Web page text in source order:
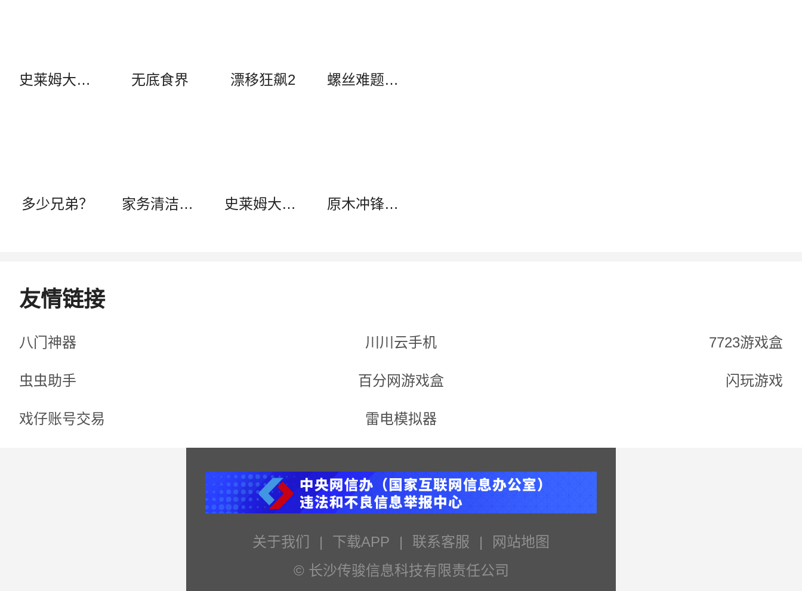
史莱姆大骚动（中文辅助菜单） 无底食界 漂移狂飙2 螺丝难题（辅助菜单）
多少兄弟？ 家务清洁：ASMR 大改造 史莱姆大骚动 原木冲锋：建造与战斗
友情链接
八门神器 川川云手机 7723游戏盒
虫虫助手 百分网游戏盒 闪玩游戏
戏仔账号交易 雷电模拟器
关于我们 | 下载APP | 联系客服 |
网站地图
© 长沙传骏信息科技有限责任公司